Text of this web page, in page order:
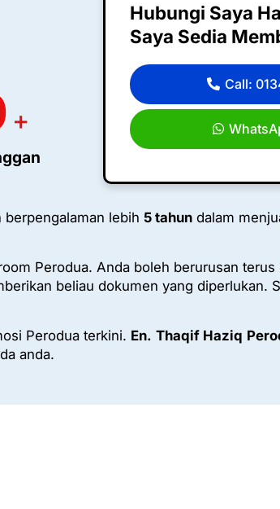
+
Hubungi Saya
Saya Sedia
Call:
berpengalaman lebih 5 tahun dalam
Perodua. Anda boleh berurusan terus
beliau dokumen yang diperlukan.
Perodua terkini. En. Thaqif Haziq
anda.